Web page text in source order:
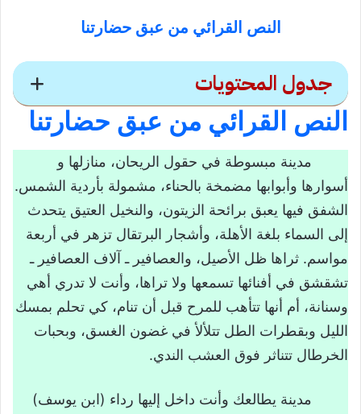
النص القرائي من عبق حضارتنا
جدول المحتويات
النص القرائي من عبق
حضارتنا
النص القرائي من عبق حضارتنا
عتبة القراءة
ملاحظة مؤشرات النص الخارجية
مجال النص
مصدر النص
نوعية النص
بداية النص ونهايته
النص القرائي من عبق حضارتنا
مدينة مبسوطة في حقول الريحان، منازلها و
أسوارها وأبوابها مضمخة بالحناء، مشمولة بأردية الشمس.
الشفق فيها يعبق برائحة الزيتون، والنخيل العتيق يتحدث
إلى السماء بلغة الأهلة، وأشجار البرتقال تزهر في أربعة
مواسم. ثراها ظل الأصيل، والعصافير ـ آلاف العصافير ـ
تشقشق في أفنائها تسمعها ولا تراها، وأنت لا تدري أهي
وسنانة، أم أنها تتأهب للمرح قبل أن تنام، كي تحلم بمسك
الليل وبقطرات الطل تتلألأ في غضون الغسق، وبحبات
الخرطال تتناثر فوق العشب الندي.
مدينة يطالعك وأنت داخل إليها رداء (ابن يوسف)